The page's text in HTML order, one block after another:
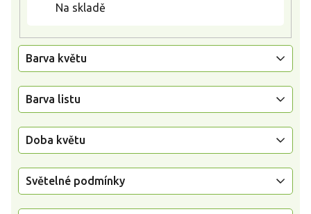
Na skladě
Barva květu
Barva listu
Doba květu
Světelné podmínky